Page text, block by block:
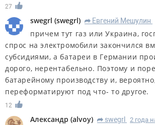
27
swegrl (swegrl) R Евгений Мешулин
причем тут газ или Украина,
спрос на электромобили закончился
субсидиями, а батареи в Германии
дорого, нерентабельно. Поэтому и
батарейному производству и,
переформатируют под что- то другое.
12
Александр (alvoy) R swegrl 2 года